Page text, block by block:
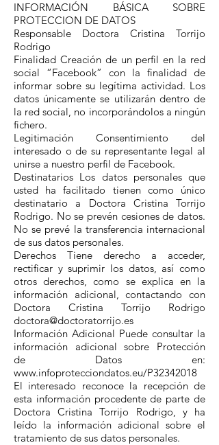
INFORMACIÓN BÁSICA SOBRE
PROTECCION DE DATOS
Responsable Doctora Cristina Torrijo
Rodrigo
Finalidad Creación de un perfil en la red
social “Facebook” con la finalidad de
informar sobre su legítima actividad. Los
datos únicamente se utilizarán dentro de
la red social, no incorporándolos a ningún
fichero.
Legitimación Consentimiento del
interesado o de su representante legal al
unirse a nuestro perfil de Facebook.
Destinatarios Los datos personales que
usted ha facilitado tienen como único
destinatario a Doctora Cristina Torrijo
Rodrigo. No se prevén cesiones de datos.
No se prevé la transferencia internacional
de sus datos personales.
Derechos Tiene derecho a acceder,
rectificar y suprimir los datos, así como
otros derechos, como se explica en la
información adicional, contactando con
Doctora Cristina Torrijo Rodrigo
doctora@doctoratorrijo.es
Información Adicional Puede consultar la
información adicional sobre Protección
de Datos en:
www.infoprotecciondatos.eu/P32342018
El interesado reconoce la recepción de
esta información procedente de parte de
Doctora Cristina Torrijo Rodrigo, y ha
leído la información adicional sobre el
tratamiento de sus datos personales.